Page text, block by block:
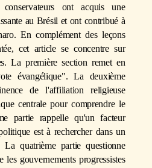
ont acquis une
au Brésil et ont contribué à
En complément des leçons
cet article se concentre sur
La première section remet en
évangélique". La deuxième
de l'affiliation religieuse
centrale pour comprendre le
partie rappelle qu'un facteur
est à rechercher dans un
La quatrième partie questionne
les gouvernements progressistes